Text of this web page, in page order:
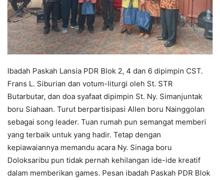
Ibadah Paskah Lansia PDR Blok 2, 4 dan 6 dipimpin CST.
Frans L. Siburian dan votum-liturgi oleh St. STR
Butarbutar, dan doa syafaat dipimpin St. Ny. Simanjuntak
boru Siahaan. Turut berpartisipasi Allen boru Nainggolan
sebagai song leader. Tuan rumah pun semangat memberi
yang terbaik untuk yang hadir. Tetap dengan
kepiawaiannya memandu acara Ny. Sinaga boru
Doloksaribu pun tidak pernah kehilangan ide-ide kreatif
dalam memberikan games. Pesan ibadah Paskah PDR Blok